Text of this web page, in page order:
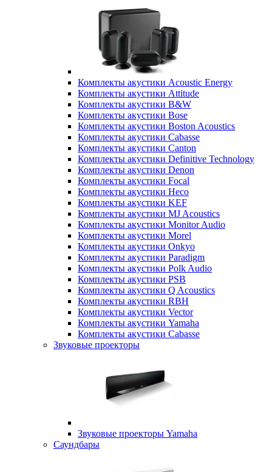
Комплекты акустики Acoustic Energy
Комплекты акустики Attitude
Комплекты акустики B&W
Комплекты акустики Bose
Комплекты акустики Boston Acoustics
Комплекты акустики Cabasse
Комплекты акустики Canton
Комплекты акустики Definitive Technology
Комплекты акустики Denon
Комплекты акустики Focal
Комплекты акустики Heco
Комплекты акустики KEF
Комплекты акустики MJ Acoustics
Комплекты акустики Monitor Audio
Комплекты акустики Morel
Комплекты акустики Onkyo
Комплекты акустики Paradigm
Комплекты акустики Polk Audio
Комплекты акустики PSB
Комплекты акустики Q Acoustics
Комплекты акустики RBH
Комплекты акустики Vector
Комплекты акустики Yamaha
Комплекты акустики Сabasse
Звуковые проекторы
Звуковые проекторы Yamaha
Саундбары